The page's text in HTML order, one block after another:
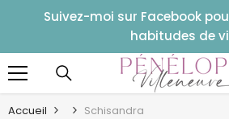
ALLER AU CONTENU
Suivez-moi sur Facebook
habitudes de
Accueil Schisandra